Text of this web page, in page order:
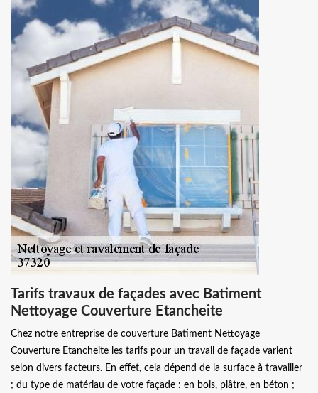
Tarifs travaux de façades avec Batiment
Nettoyage Couverture Etancheite
Chez notre entreprise de couverture Batiment Nettoyage
Couverture Etancheite les tarifs pour un travail de façade varient
selon divers facteurs. En effet, cela dépend de la surface à travailler
; du type de matériau de votre façade : en bois, plâtre, en béton ;